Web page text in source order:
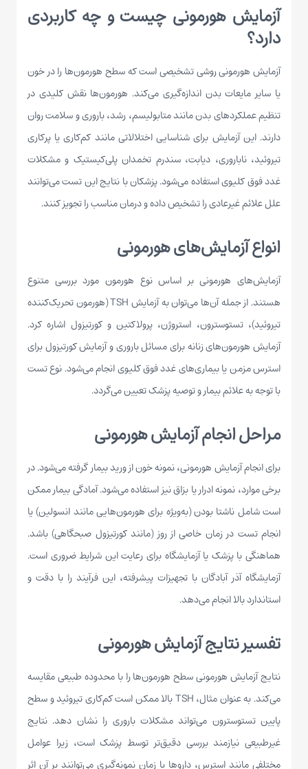
آزمایش هورمونی چیست و چه کاربردی
دارد؟
آزمایش هورمونی روشی تشخیصی است که سطح هورمون‌ها را در خون
یا سایر مایعات بدن اندازه‌گیری می‌کند. هورمون‌ها نقش کلیدی در
تنظیم عملکردهای بدن مانند متابولیسم، رشد، باروری و سلامت روان
دارند. این آزمایش برای شناسایی اختلالاتی مانند کم‌کاری یا پرکاری
تیروئید، ناباروری، دیابت، سندرم تخمدان پلی‌کیستیک و مشکلات
غدد فوق کلیوی استفاده می‌شود. پزشکان با نتایج این تست می‌توانند
علل علائم غیرعادی را تشخیص داده و درمان مناسب را تجویز کنند.
انواع آزمایش‌های هورمونی
آزمایش‌های هورمونی بر اساس نوع هورمون مورد بررسی متنوع
هستند. از جمله آن‌ها می‌توان به آزمایش TSH (هورمون تحریک‌کننده
تیروئید)، تستوسترون، استروژن، پرولاکتین و کورتیزول اشاره کرد.
آزمایش هورمون‌های زنانه برای مسائل باروری و آزمایش کورتیزول برای
استرس مزمن یا بیماری‌های غدد فوق کلیوی انجام می‌شود. نوع تست
با توجه به علائم بیمار و توصیه پزشک تعیین می‌گردد.
مراحل انجام آزمایش هورمونی
برای انجام آزمایش هورمونی، نمونه خون از ورید بیمار گرفته می‌شود. در
برخی موارد، نمونه ادرار یا بزاق نیز استفاده می‌شود. آمادگی بیمار ممکن
است شامل ناشتا بودن (به‌ویژه برای هورمون‌هایی مانند انسولین) یا
انجام تست در زمان خاصی از روز (مانند کورتیزول صبحگاهی) باشد.
هماهنگی با پزشک یا آزمایشگاه برای رعایت این شرایط ضروری است.
آزمایشگاه آذر آبادگان با تجهیزات پیشرفته، این فرآیند را با دقت و
استاندارد بالا انجام می‌دهد.
تفسیر نتایج آزمایش هورمونی
نتایج آزمایش هورمونی سطح هورمون‌ها را با محدوده طبیعی مقایسه
می‌کند. به عنوان مثال، TSH بالا ممکن است کم‌کاری تیروئید و سطح
پایین تستوسترون می‌تواند مشکلات باروری را نشان دهد. نتایج
غیرطبیعی نیازمند بررسی دقیق‌تر توسط پزشک است، زیرا عوامل
مختلفی مانند استرس، داروها یا زمان نمونه‌گیری می‌توانند بر آن اثر